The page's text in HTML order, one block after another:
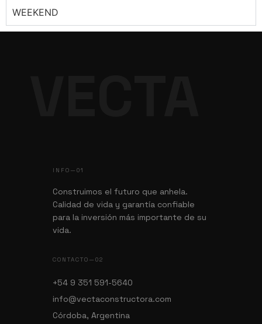
WEEKEND
INFO—01
Construimos el futuro que anhela.
Calidad de vida y garantía confiable
para la inversión más importante de su
vida.
CONTACTO—02
+54 9 351 591-5640
info@vectaconstructora.com
Córdoba, Argentina